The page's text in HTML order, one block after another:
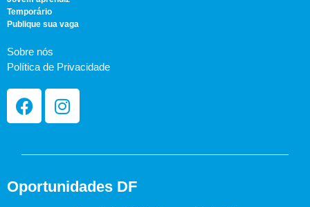
Temporário
Publique sua vaga
Sobre nós
Política de Privacidade
Oportunidades DF